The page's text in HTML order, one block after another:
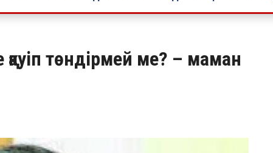
төндірмей ме? – маман